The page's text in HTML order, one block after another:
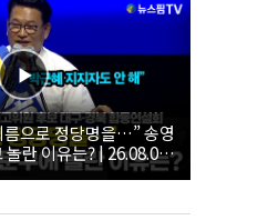
으로 정당명을…” 송영
놀란 이유는? | 26.08.09
·최고위원 후보 대구·경